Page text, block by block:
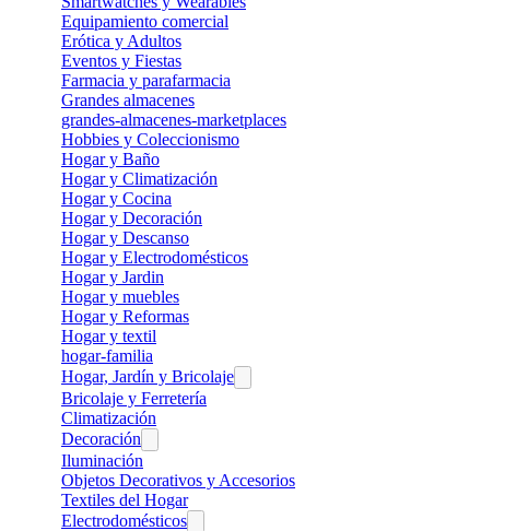
Equipamiento comercial
Erótica y Adultos
Eventos y Fiestas
Farmacia y parafarmacia
Grandes almacenes
grandes-almacenes-marketplaces
Hobbies y Coleccionismo
Hogar y Baño
Hogar y Climatización
Hogar y Cocina
Hogar y Decoración
Hogar y Descanso
Hogar y Electrodomésticos
Hogar y Jardin
Hogar y muebles
Hogar y Reformas
Hogar y textil
hogar-familia
Hogar, Jardín y Bricolaje
Bricolaje y Ferretería
Climatización
Decoración
Iluminación
Objetos Decorativos y Accesorios
Textiles del Hogar
Electrodomésticos